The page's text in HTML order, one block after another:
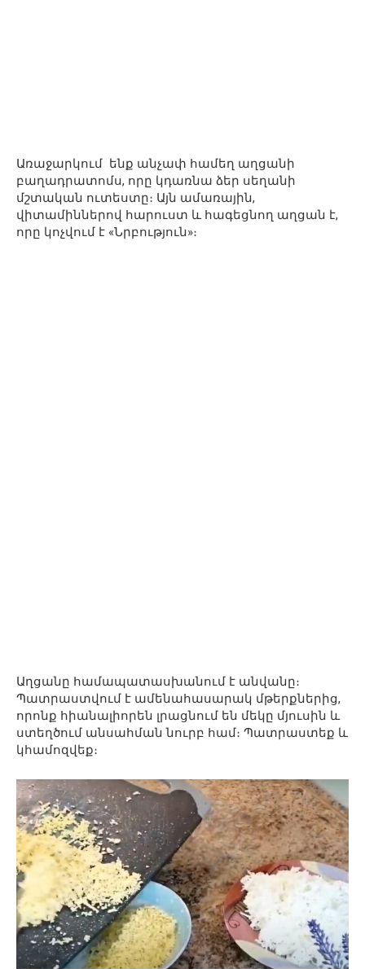
Առաջարկում ենք անչափ համեղ աղցանի
բաղադրատոմս, որը կդառնա ձեր սեղանի
մշտական ուտեստը։ Այն ամառային,
վիտամիններով հարուստ և հագեցնող աղցան է,
որը կոչվում է «Նրբություն»։
Աղցանը համապատասխանում է անվանը։
Պատրաստվում է ամենահասարակ մթերքներից,
որոնք հիանալիորեն լրացնում են մեկը մյուսին և
ստեղծում անսահման նուրբ համ։ Պատրաստեք և
կհամոզվեք։